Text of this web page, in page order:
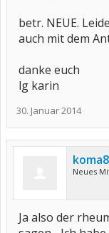
betr. NEUE.
auch mit dem
danke euch
lg karin
30. Januar 2014
Neues
Ja also der